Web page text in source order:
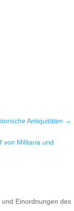
Antiquitäten →
von Militaria und
Einordnungen des